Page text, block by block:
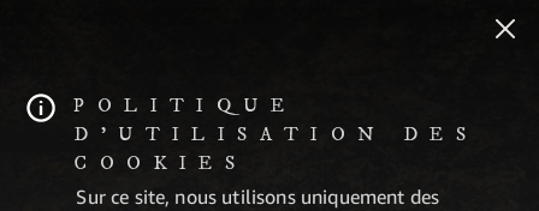
POLITIQUE
D'UTILISATION DES
COOKIES
Sur ce site, nous utilisons uniquement des